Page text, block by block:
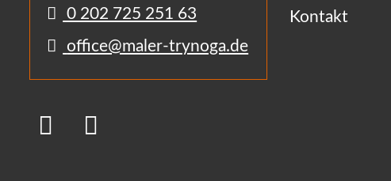
0 202 725 251 63
office@maler-trynoga.de
Kontakt